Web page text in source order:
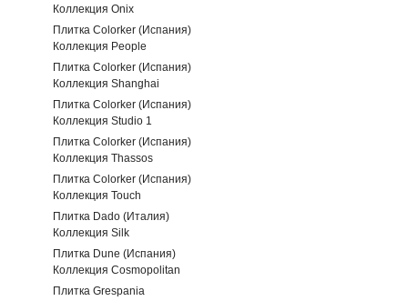
Коллекция Onix
Плитка Colorker (Испания)
Коллекция People
Плитка Colorker (Испания)
Коллекция Shanghai
Плитка Colorker (Испания)
Коллекция Studio 1
Плитка Colorker (Испания)
Коллекция Thassos
Плитка Colorker (Испания)
Коллекция Touch
Плитка Dado (Италия)
Коллекция Silk
Плитка Dune (Испания)
Коллекция Cosmopolitan
Плитка Grespania